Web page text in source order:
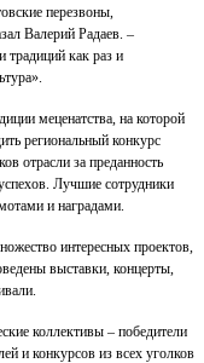
перезвоны,
Валерий Радаев. –
традиций как раз и
меценатства, на которой
региональный конкурс
отрасли за преданность
Лучшие сотрудники
и наградами.
интересных проектов,
выставки, концерты,
коллективы – победители
и конкурсов из всех уголков